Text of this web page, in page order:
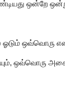
ஒன்றே
ஒவ்வொரு
ஒவ்வொரு